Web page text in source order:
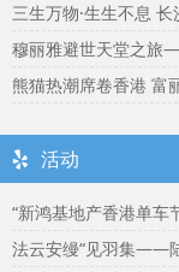
穆丽雅避世天堂之旅
熊猫热潮席卷香港 富
活动
“新鸿基地产香港单车
法云安缦“见羽集——